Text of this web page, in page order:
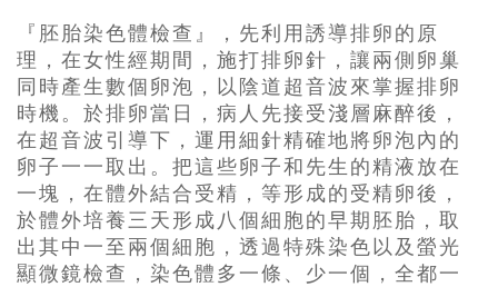
『胚胎染色體檢查』，先利用誘導排卵的原
理，在女性經期間，施打排卵針，讓兩側卵巢
同時產生數個卵泡，以陰道超音波來掌握排卵
時機。於排卵當日，病人先接受淺層麻醉後，
在超音波引導下，運用細針精確地將卵泡內的
卵子一一取出。把這些卵子和先生的精液放在
一塊，在體外結合受精，等形成的受精卵後，
於體外培養三天形成八個細胞的早期胚胎，取
出其中一至兩個細胞，透過特殊染色以及螢光
顯微鏡檢查，染色體多一條、少一個，全都一